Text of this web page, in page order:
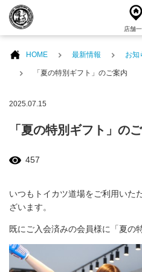
店舗
HOME 最新情報 お知
「夏の特別ギフト」のご案内
2025.07.15
「夏の特別ギフト」の
457
いつもトイカツ道場をご利用いた
ざいます。
既にご入会済みの会員様に「夏の